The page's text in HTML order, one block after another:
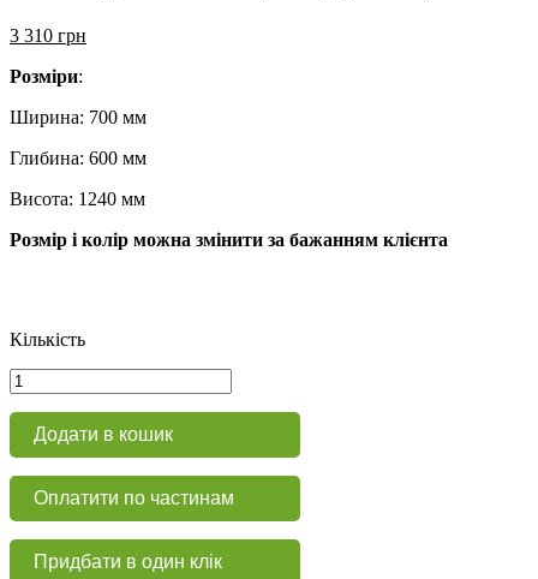
3 310 грн
Розміри:
Ширина: 700 мм
Глибина: 600 мм
Висота: 1240 мм
Розмір і колір можна змінити за бажанням клієнта
Кількість
Стіл
для
кол
центру
КЦ
101
кількість
Додати в кошик
Оплатити по частинам
Придбати в один клік